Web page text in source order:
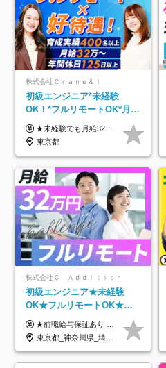
株式会社Ｃｒａｎｅ＆Ｉ
初級エンジニア*未経験
OK！*フルリモートOK*月給
32万～*残業月9.8h*1ヶ月の
研修*資格取得率100％
★未経験でも月給32万円スタート★ 月収32万円～35万円＋各種手当（資格手当だけで毎月15万の上乗せ実績あり！） ★資格手当豊富！1資格につき最大3万円支給 ★功績手当の導入で、毎月のお給与に上乗せで最大10万円支給している社員も！ ★1回の昇級で年収数十万UPも可 ★ゆくゆくは年収1000万以上も目指せる 年俸384万円～1,162万8,000円（12分割） ※経験・スキルを考慮の上決定します ※上記金額には固定残業代（月30h分・60,800円～66,500円）を含みます ※超過分は別途全額支給します ※試用期間2ヶ月間あり（その他待遇に差異はありません）
東京都
株式会社Ｃ Ａｄｄｉｔｉｏｎ
初級エンジニア★未経験
OK★フルリモートOK★月
給32万円～★残業月10h＆
年休120日以上★副業可
★前職給与保証あり ★月給32万円以上＋インセンティブあり 月給32万円以上＋インセンティブ＋各種手当 ※上記には固定残業代（月30時間・44,400円～）を含みます ※超過分は別途支給します ※試用期間はございません ★＼成果＝あなたの収入／★ 【1】案件単価ー8万円＝あなたの給与 参画したプロジェクトの案件単価から 一律8万円引いた金額があなたの給与です！ （月給例） ■1人称での構築・小規模な詳細設計 案件単価55万円ー8万円＝月給47万円（還元率85.5%） ■大型案件の設計・構築やプロジェクト管理 案件単価90万円ー8万円＝月給82万円（還元率91.1%） ‥‥‥‥‥‥‥‥‥‥‥‥‥‥‥‥‥‥ 【2】月給の他にも豊富なインセンティブあり 全員が月3～13万円のインセンティブをゲットしています！ ≪インセンティブ制度≫ 稼働している現場で増員・交代が発生し、 当社の人員を配属が決定した際に支給。 ◇C Addition正社員が参画 ：実粗利の10%／毎月 ◇協力会社所属の社員が参画：実粗利の30%／毎月 ≪リファラル制度≫ あなたの知り合いが当社のメンバーになった際に、 毎月1人あたり2万円支給します◎ ‥‥‥‥‥‥‥‥‥‥‥‥‥‥‥‥‥‥
東京都_神奈川県_埼玉県_千葉県_大阪府_愛知県_北海道_青森県_岩手県_宮城県_秋田県_山形県_福島県_茨城県_栃木県_群馬県_新潟県_山梨県_長野県_富山県_石川県_福井県_静岡県_岐阜県_三重県_兵庫県_京都府_滋賀県_奈良県_和歌山県_広島県_岡山県_鳥取県_島根県_山口県_徳島県_香川県_愛媛県_高知県_福岡県_熊本県_佐賀県_長崎県_大分県_宮崎県_鹿児島県_沖縄県